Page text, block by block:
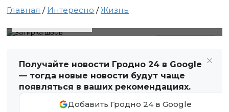
Главная / Интересно /Жизнь
Получайте новости Гродно 24 в Google
— тогда новые новости будут чаще
появляться в ваших рекомендациях.
Добавить Гродно 24 в Google